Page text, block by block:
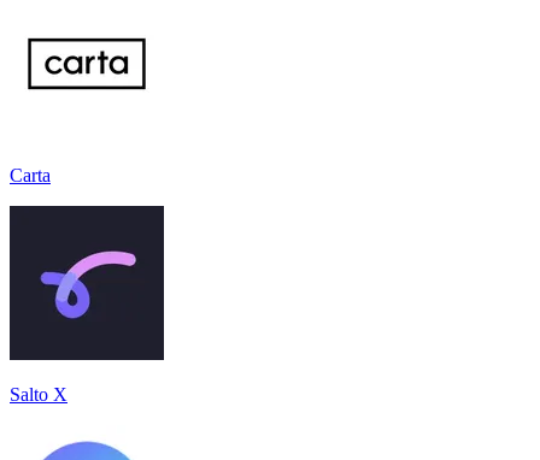
Carta
Salto X